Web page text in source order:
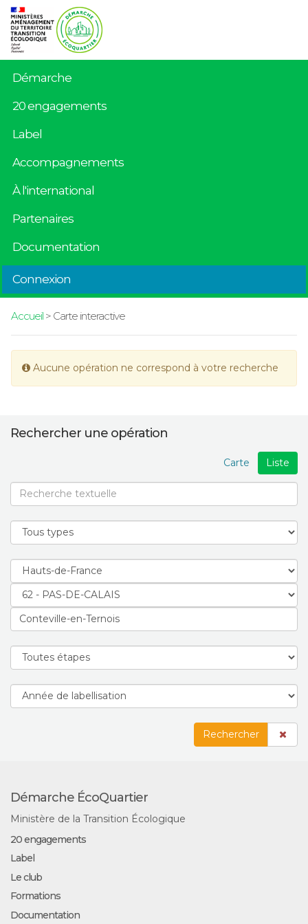
Démarche
20 engagements
Label
Accompagnements
À l'international
Partenaires
Documentation
Connexion
Accueil> Carte interactive
Aucune opération ne correspond à votre recherche
Rechercher une opération
Liste
Carte
Rechercher
Démarche ÉcoQuartier
Ministère de la Transition Écologique
20 engagements
Label
Le club
Formations
Documentation